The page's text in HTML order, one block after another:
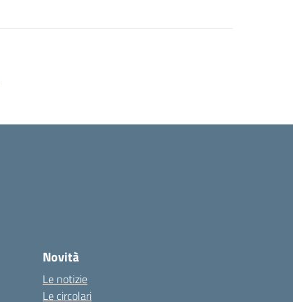
Novità
Le notizie
Le circolari